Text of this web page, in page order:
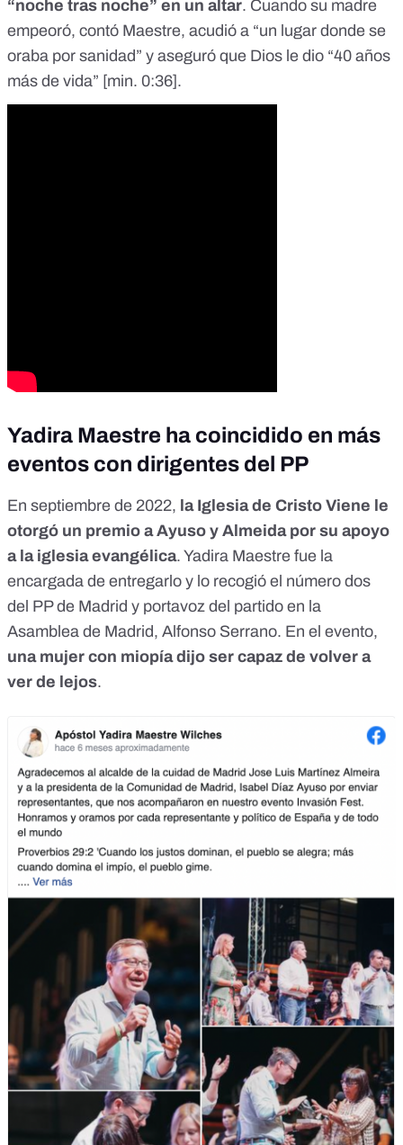
“noche tras noche” en un altar. Cuando su madre
empeoró, contó Maestre, acudió a “un lugar donde se
oraba por sanidad” y aseguró que Dios le dio “40 años
más de vida” [min. 0:36].
Yadira Maestre ha coincidido en más
eventos con dirigentes del PP
En septiembre de 2022, la Iglesia de Cristo Viene le
otorgó un premio a Ayuso y Almeida por su apoyo
a la iglesia evangélica. Yadira Maestre fue la
encargada de entregarlo y lo recogió el número dos
del PP de Madrid y portavoz del partido en la
Asamblea de Madrid, Alfonso Serrano. En el evento,
una mujer con miopía dijo ser capaz de volver a
ver de lejos.